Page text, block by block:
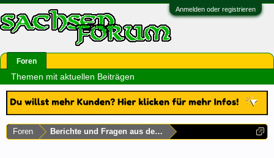
Anmelden oder registrieren
Foren Berichte und Fragen aus dem Rest Deutschlands
Foren
Themen mit aktuellen Beiträgen